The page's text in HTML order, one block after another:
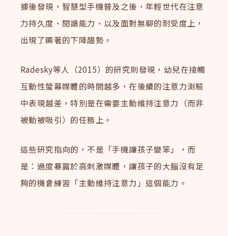
據後發現，智慧型手機普及之後，年輕世代在注意
力持久度、閱讀能力、以及面對無聊的耐受度上，
出現了顯著的下降趨勢。
Radesky等人（2015）的研究則發現，幼兒在接觸
互動性螢幕媒體的時間越多，在後續的注意力測驗
中表現越差，特別是在需要主動維持注意力（而非
被動被吸引）的任務上。
這些研究指向的，不是「手機讓孩子變笨」，而
是：過度暴露於高刺激媒體，讓孩子的大腦沒有足
夠的機會練習「主動維持注意力」這個能力。